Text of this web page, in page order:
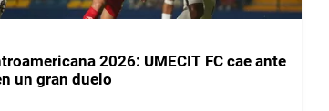
2026: UMECIT FC cae ante
un gran duelo